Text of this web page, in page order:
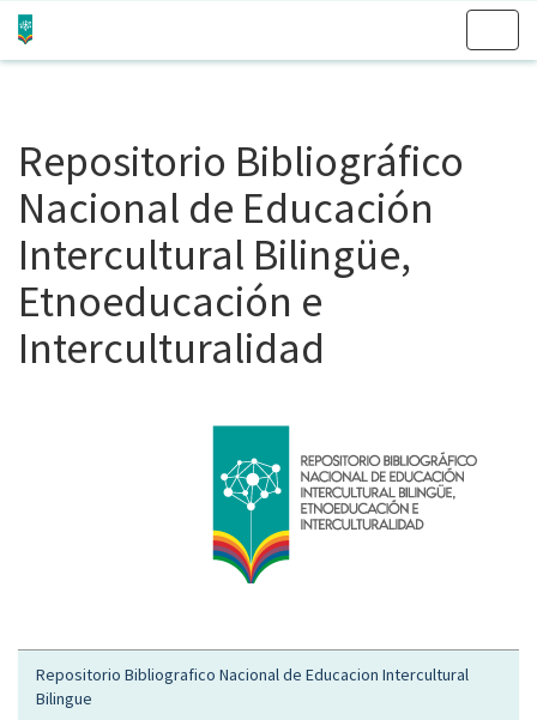
Repositorio Bibliográfico
Nacional de Educación
Intercultural Bilingüe,
Etnoeducación e
Interculturalidad
Repositorio Bibliografico Nacional de Educacion Intercultural
Bilingue